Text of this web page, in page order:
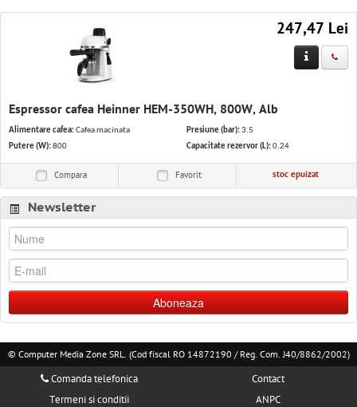
247,47 Lei
Espressor cafea Heinner HEM-350WH, 800W, Alb
Alimentare cafea:Cafea macinata
Putere (W):800
Presiune (bar):3.5
Capacitate rezervor (L):0.24
Compara Favorit stoc epuizat
Newsletter
Aboneaza
© Computer Media Zone SRL. (Cod fiscal RO 14872190 / Reg. Com. J40/8862/2002)
Comanda telefonica
Termeni si conditii
Contact
ANPC